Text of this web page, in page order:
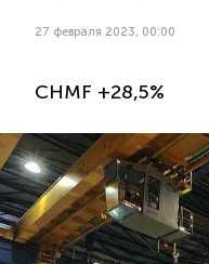
27 февраля 2023, 00:00
CHMF +28,5%